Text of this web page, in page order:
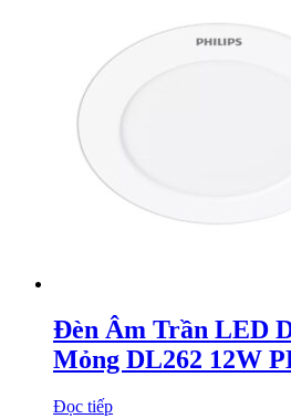
Đèn Âm Trần LED
Mỏng DL262 12W
Đọc tiếp